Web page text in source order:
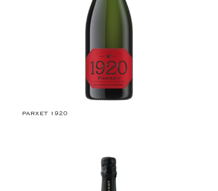
PARXET 1920